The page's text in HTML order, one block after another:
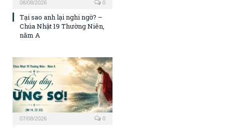
08/08/2026 0
Tại sao anh lại nghi ngờ? –
Chúa Nhật 19 Thường Niên,
năm A
07/08/2026 0